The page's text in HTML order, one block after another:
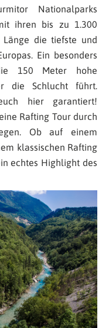
Nationalparks
ihren bis zu 1.300
die tiefste und
Ein besonders
150 Meter hohe
die Schlucht führt.
hier garantiert!
Rafting Tour durch
Ob auf einem
klassischen Rafting
echtes Highlight des